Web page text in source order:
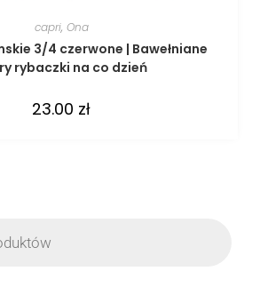
capri, Ona
3/4 czerwone | Bawełniane
rybaczki na co dzień
23.00 zł